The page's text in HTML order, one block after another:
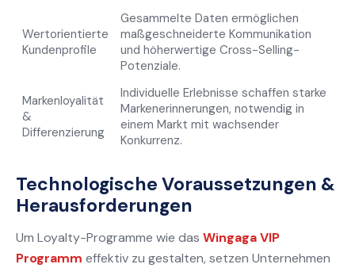
Wertorientierte
Kundenprofile
Gesammelte Daten ermöglichen
maßgeschneiderte Kommunikation
und höherwertige Cross-Selling-
Potenziale.
Markenloyalität
&
Differenzierung
Individuelle Erlebnisse schaffen starke
Markenerinnerungen, notwendig in
einem Markt mit wachsender
Konkurrenz.
Technologische Voraussetzungen &
Herausforderungen
Um Loyalty-Programme wie das Wingaga VIP
Programm effektiv zu gestalten, setzen Unternehmen